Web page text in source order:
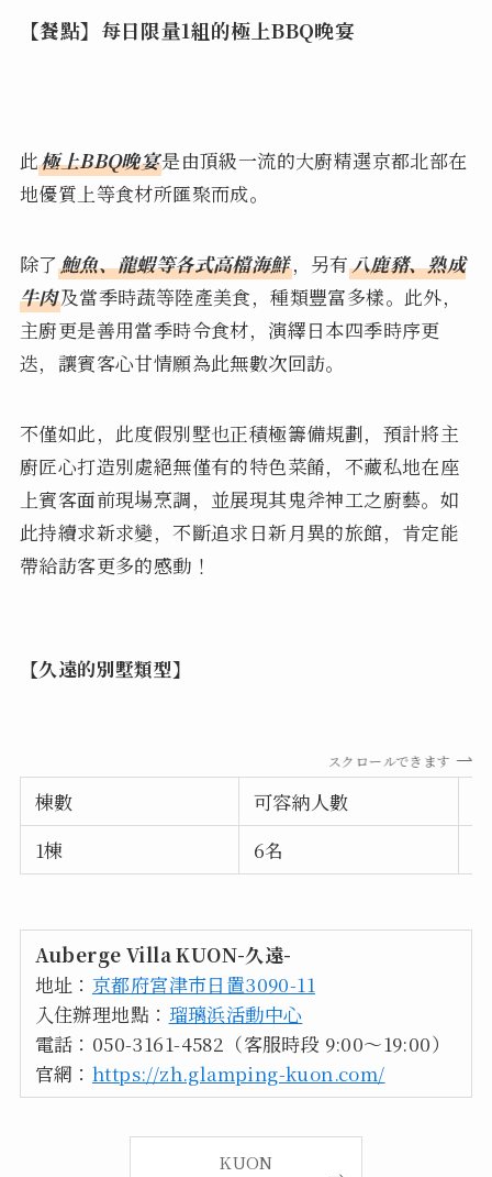
【餐點】每日限量1組的極上BBQ晚宴
此極上BBQ晚宴是由頂級一流的大廚精選京都北部在
地優質上等食材所匯聚而成。
除了鮑魚、龍蝦等各式高檔海鮮，另有八鹿豬、熟成
牛肉及當季時蔬等陸產美食，種類豐富多樣。此外，
主廚更是善用當季時令食材，演繹日本四季時序更
迭，讓賓客心甘情願為此無數次回訪。
不僅如此，此度假別墅也正積極籌備規劃，預計將主
廚匠心打造別處絕無僅有的特色菜餚，不藏私地在座
上賓客面前現場烹調，並展現其鬼斧神工之廚藝。如
此持續求新求變，不斷追求日新月異的旅館，肯定能
帶給訪客更多的感動！
【久遠的別墅類型】
スクロールできます
棟數 可容納人數
1棟
6名
Auberge Villa KUON-久遠-
地址： 京都府宮津市日置3090-11
入住辦理地點： 瑠璃浜活動中心
電話：050-3161-4582（客服時段 9:00～19:00）
官網： https://zh.glamping-kuon.com/
KUON